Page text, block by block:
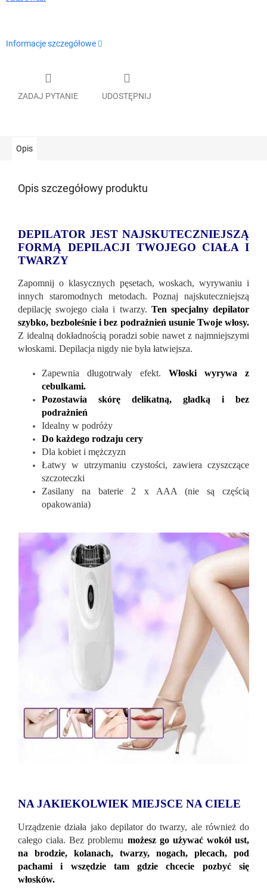
Informacje szczegółowe
ZADAJ PYTANIE UDOSTĘPNIJ
Opis
Opis szczegółowy produktu
DEPILATOR JEST NAJSKUTECZNIEJSZĄ
FORMĄ DEPILACJI TWOJEGO CIAŁA I
TWARZY
Zapomnij o klasycznych pęsetach, woskach, wyrywaniu i
innych staromodnych metodach. Poznaj najskuteczniejszą
depilację swojego ciała i twarzy. Ten specjalny depilator
szybko, bezboleśnie i bez podrażnień usunie Twoje włosy.
Z idealną dokładnością poradzi sobie nawet z najmniejszymi
włoskami. Depilacja nigdy nie była łatwiejsza.
Zapewnia długotrwały efekt. Włoski wyrywa z
cebulkami.
Pozostawia skórę delikatną, gładką i bez
podrażnień
Idealny w podróży
Do każdego rodzaju cery
Dla kobiet i mężczyzn
Łatwy w utrzymaniu czystości, zawiera czyszczące
szczoteczki
Zasilany na baterie 2 x AAA (nie są częścią
opakowania)
NA JAKIEKOLWIEK MIEJSCE NA CIELE
Urządzenie działa jako depilator do twarzy, ale również do
całego ciała. Bez problemu możesz go używać wokół ust,
na brodzie, kolanach, twarzy, nogach, plecach, pod
pachami i wszędzie tam gdzie chcecie pozbyć się
włosków.